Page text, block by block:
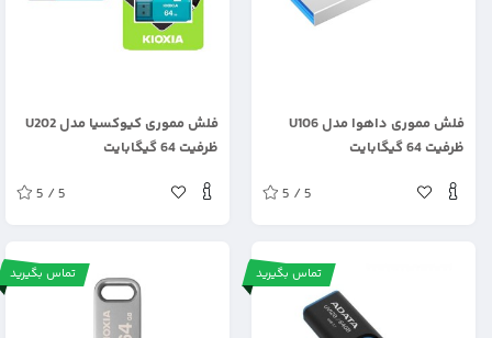
فلش مموری داهوا مدل U106
ظرفیت 64 گیگابایت
5 / 5
فلش مموری کیوکسیا مدل U202
ظرفیت 64 گیگابایت
5 / 5
تماس بگیرید تماس بگیرید